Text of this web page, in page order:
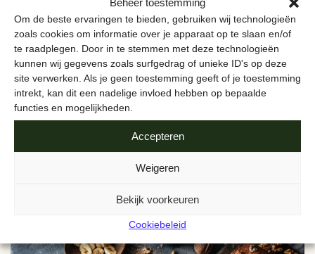
Beheer toestemming
Om de beste ervaringen te bieden, gebruiken wij technologieën
zoals cookies om informatie over je apparaat op te slaan en/of
te raadplegen. Door in te stemmen met deze technologieën
kunnen wij gegevens zoals surfgedrag of unieke ID's op deze
site verwerken. Als je geen toestemming geeft of je toestemming
intrekt, kan dit een nadelige invloed hebben op bepaalde
functies en mogelijkheden.
Accepteren
Weigeren
Bekijk voorkeuren
Cookiebeleid
Tip
Maar wist je dat je best makkelijk groente, fruit, vlees of vis